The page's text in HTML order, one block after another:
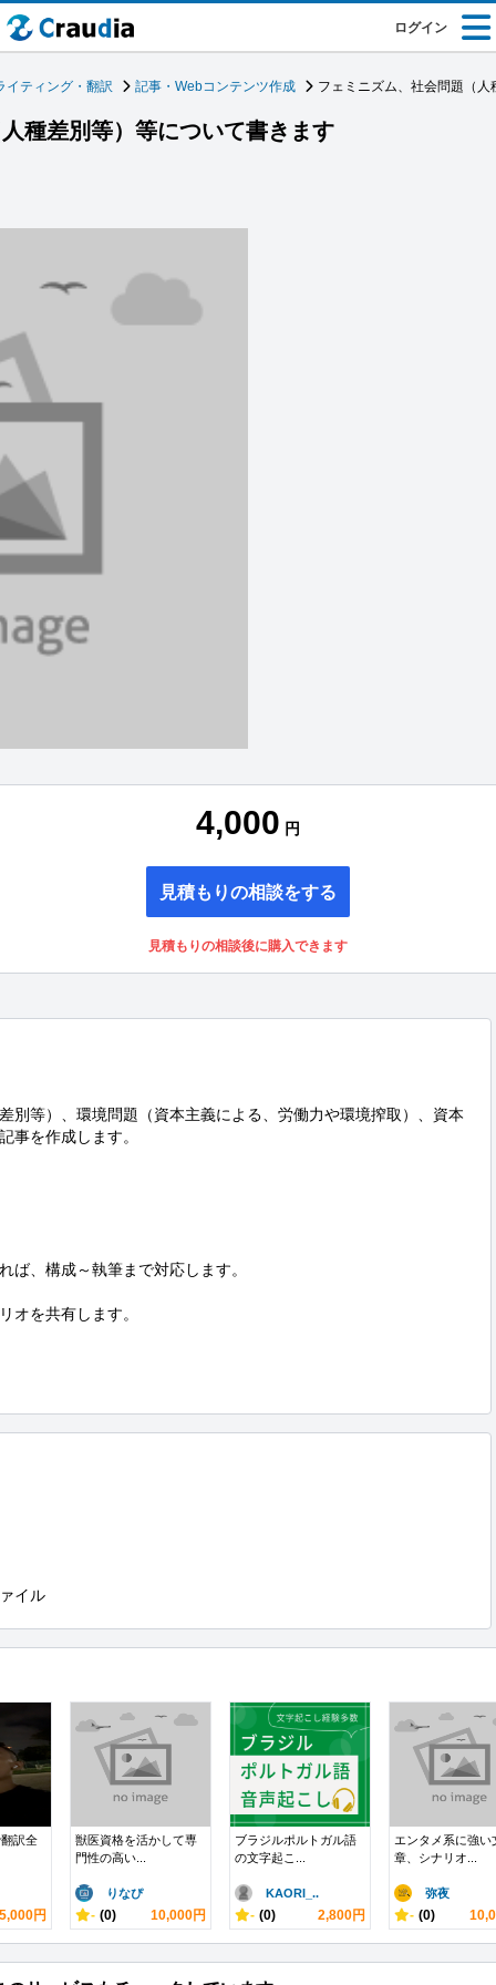
ログイン
イティング・翻訳 記事・Webコンテンツ作成 フェミニズム、社会問題（
種差別等）等について書きます
4,000 円
見積もりの相談をする
見積もりの相談後に購入できます
別等）、環境問題（資本主義による、労働力や環境搾取）、資本
事を作成します。
ば、構成～執筆まで対応します。
オを共有します。
イル
訳全
5,000円
獣医資格を活かして専
門性の高い...
りなぴ
- (0) 10,000円
ブラジルポルトガル語
の文字起こ...
KAORI_..
- (0) 2,800円
エンタメ系に強い
章、シナリオ...
弥夜
- (0)